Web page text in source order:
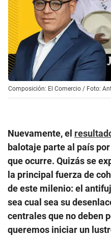
Composición: El Comercio / Foto:
Nuevamente, el
balotaje parte al país
que ocurre. Quizás se
la principal fuerza de
de este milenio: el
sea cual sea su
centrales que no deben
queremos iniciar un